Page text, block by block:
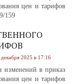
цен и тарифов
159
2025 в 17:16
в приказ
цен и тарифов